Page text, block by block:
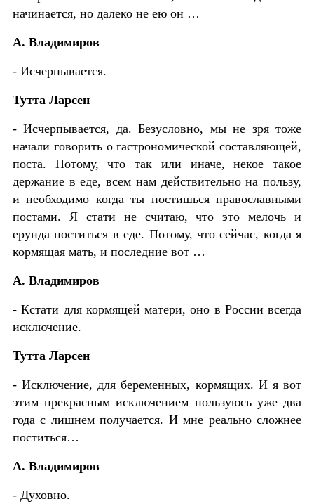
начинается, но далеко не ею он …
А. Владимиров
- Исчерпывается.
Тутта Ларсен
- Исчерпывается, да. Безусловно, мы не зря тоже
начали говорить о гастрономической составляющей,
поста. Потому, что так или иначе, некое такое
держание в еде, всем нам действительно на пользу,
и необходимо когда ты постишься православными
постами. Я стати не считаю, что это мелочь и
ерунда поститься в еде. Потому, что сейчас, когда я
кормящая мать, и последние вот …
А. Владимиров
- Кстати для кормящей матери, оно в России всегда
исключение.
Тутта Ларсен
- Исключение, для беременных, кормящих. И я вот
этим прекрасным исключением пользуюсь уже два
года с лишнем получается. И мне реально сложнее
поститься…
А. Владимиров
- Духовно.